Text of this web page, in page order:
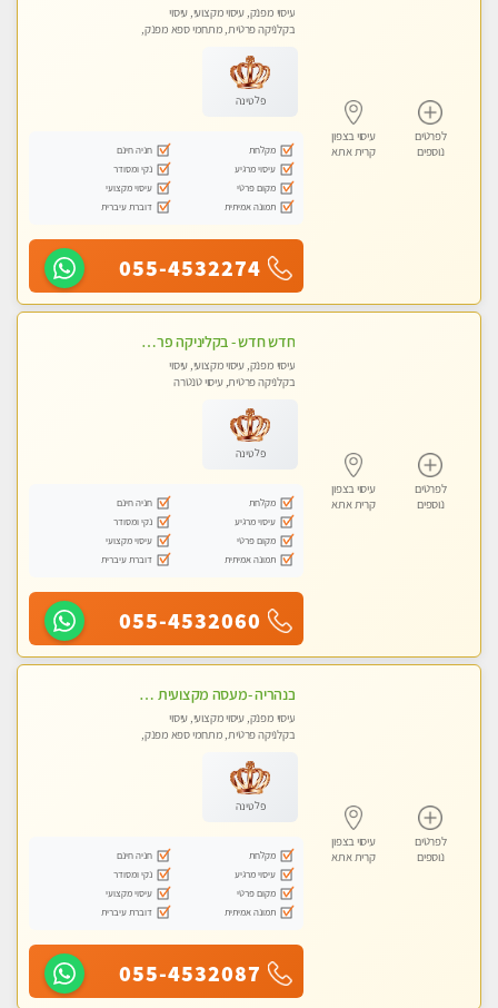
לפרטים
נוספים
עיסוי בצפון
קרית אתא
עיסוי מפנק, עיסוי מקצועי, עיסוי
בקלניקה פרטית, מתחמי ספא מפנק,
פלטינה
מקלחת
חניה חינם
עיסוי מרגיע
נקי ומסודר
מקום פרטי
עיסוי מקצועי
תמונה אמיתית
דוברת עיברית
055-4532274
לפרטים
נוספים
עיסוי בצפון
קרית אתא
חדש חדש - בקליניקה פרטית עיסוי לחידוש אנרגיות עיסוי חלומי מומלץ מאוד !
עיסוי מפנק, עיסוי מקצועי, עיסוי
בקלניקה פרטית, עיסוי טנטרה
פלטינה
מקלחת
חניה חינם
עיסוי מרגיע
נקי ומסודר
מקום פרטי
עיסוי מקצועי
תמונה אמיתית
דוברת עיברית
055-4532060
לפרטים
נוספים
עיסוי בצפון
קרית אתא
בנהריה -מעסה מקצועית צעירה ואיכותית לעיסוי מרגיע ומפנק VIP-מומלץ לחלוטין! פרטי! ​​​​​​ Highly recommended
עיסוי מפנק, עיסוי מקצועי, עיסוי
בקלניקה פרטית, מתחמי ספא מפנק,
פלטינה
מקלחת
חניה חינם
עיסוי מרגיע
נקי ומסודר
מקום פרטי
עיסוי מקצועי
תמונה אמיתית
דוברת עיברית
055-4532087